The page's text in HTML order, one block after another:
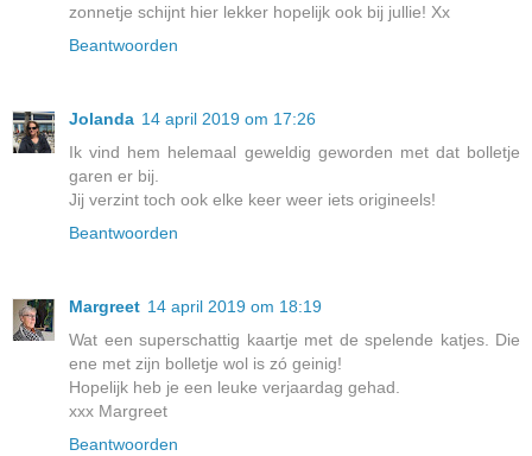
zonnetje schijnt hier lekker hopelijk ook bij jullie! Xx
Beantwoorden
Jolanda 14 april 2019 om 17:26
Ik vind hem helemaal geweldig geworden met dat bolletje
garen er bij.
Jij verzint toch ook elke keer weer iets origineels!
Beantwoorden
Margreet 14 april 2019 om 18:19
Wat een superschattig kaartje met de spelende katjes. Die
ene met zijn bolletje wol is zó geinig!
Hopelijk heb je een leuke verjaardag gehad.
xxx Margreet
Beantwoorden